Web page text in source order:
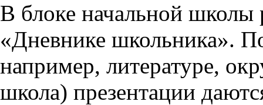
В блоке начальной школы
«Дневнике школьника».
например, литературе,
школа) презентации